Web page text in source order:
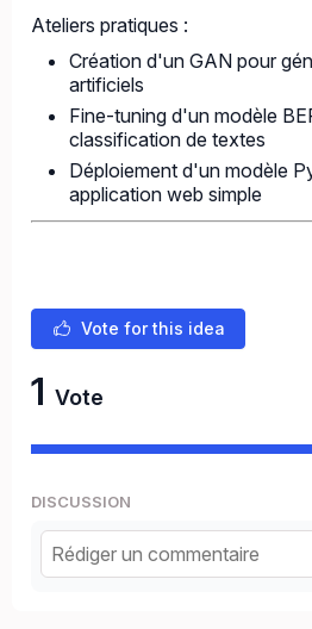
Ateliers pratiques :
Création d'un GAN pour
artificiels
Fine-tuning d'un modèle
classification de textes
Déploiement d'un modèle
application web simple
Vote for this idea
1 Vote
DISCUSSION